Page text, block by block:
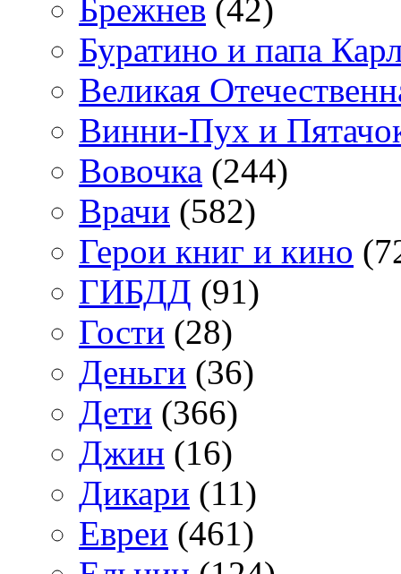
Брежнев (42)
Буратино и папа
Великая
Винни-Пух и
Вовочка (244)
Врачи (582)
Герои книг и кино
ГИБДД (91)
Гости (28)
Деньги (36)
Дети (366)
Джин (16)
Дикари (11)
Евреи (461)